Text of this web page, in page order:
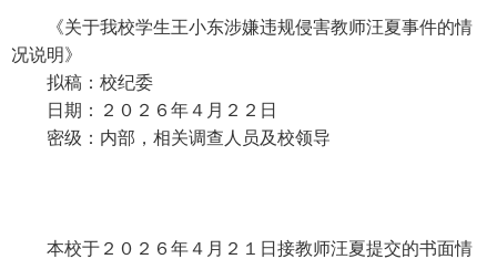
《关于我校学生王小东涉嫌违规侵害教师汪夏事件的情
况说明》
拟稿：校纪委
日期：２０２６年４月２２日
密级：内部，相关调查人员及校领导
本校于２０２６年４月２１日接教师汪夏提交的书面情